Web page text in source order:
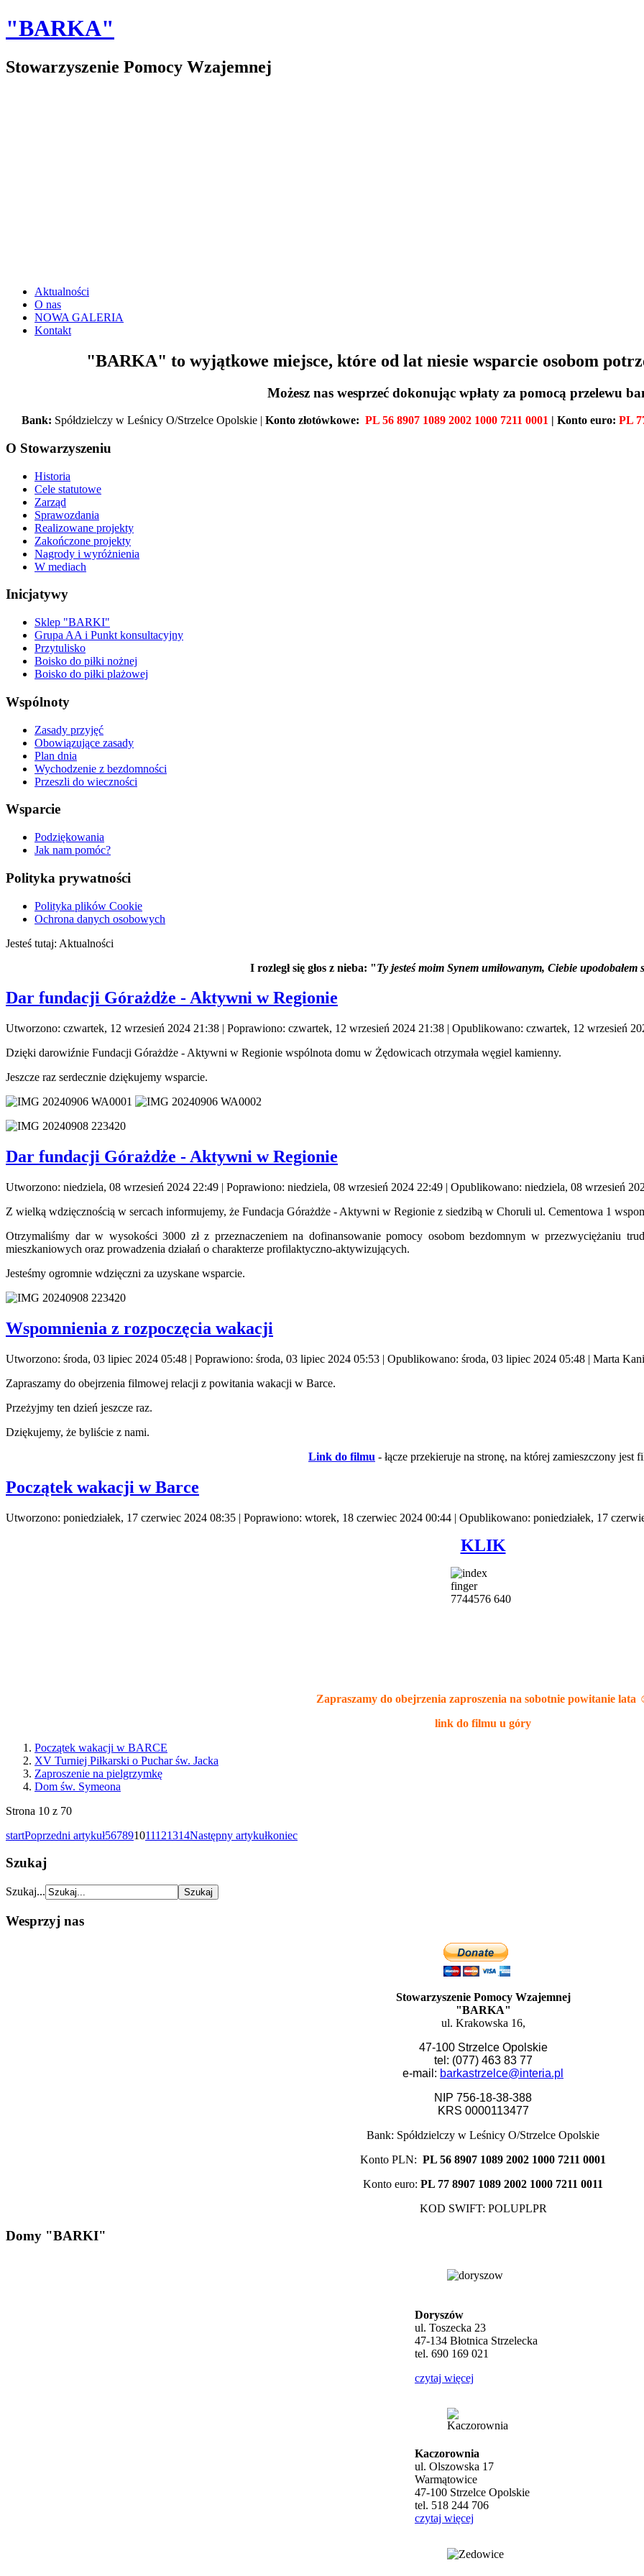
"BARKA"
Stowarzyszenie Pomocy Wzajemnej
Aktualności
O nas
NOWA GALERIA
Kontakt
"BARKA" to wyjątkowe miejsce, które od lat niesie wsparcie osobom
Możesz nas wesprzeć dokonując wpłaty za pomocą przelewu
Bank: Spółdzielczy w Leśnicy O/Strzelce Opolskie | Konto złotówkowe: PL 56 8907 1089 2002 1000 7211 0001 | Konto euro: PL
O Stowarzyszeniu
Historia
Cele statutowe
Zarząd
Sprawozdania
Realizowane projekty
Zakończone projekty
Nagrody i wyróżnienia
W mediach
Inicjatywy
Sklep "BARKI"
Grupa AA i Punkt konsultacyjny
Przytulisko
Boisko do piłki nożnej
Boisko do piłki plażowej
Wspólnoty
Zasady przyjęć
Obowiązujące zasady
Plan dnia
Wychodzenie z bezdomności
Przeszli do wieczności
Wsparcie
Podziękowania
Jak nam pomóc?
Polityka prywatności
Polityka plików Cookie
Ochrona danych osobowych
Jesteś tutaj: Aktualności
I rozległ się głos z nieba: "Ty jesteś moim Synem umiłowanym, Ciebie upodobałem
Dar fundacji Górażdże - Aktywni w Regionie
Utworzono: czwartek, 12 wrzesień 2024 21:38 | Poprawiono: czwartek, 12 wrzesień 2024 21:38 | Opublikowano: czwartek, 12 wrzesień
Dzięki darowiźnie Fundacji Górażdże - Aktywni w Regionie wspólnota domu w Żędowicach otrzymała węgiel kamienny.
Jeszcze raz serdecznie dziękujemy wsparcie.
Dar fundacji Górażdże - Aktywni w Regionie
Utworzono: niedziela, 08 wrzesień 2024 22:49 | Poprawiono: niedziela, 08 wrzesień 2024 22:49 | Opublikowano: niedziela, 08 wrzesień
Z wielką wdzięcznością w sercach informujemy, że Fundacja Górażdże - Aktywni w Regionie z siedzibą w Choruli ul. Cementowa 1
Otrzymaliśmy dar w wysokości 3000 zł z przeznaczeniem na dofinansowanie pomocy osobom bezdomnym w przezwyciężaniu
mieszkaniowych oraz prowadzenia działań o charakterze profilaktyczno-aktywizujących.
Jesteśmy ogromnie wdzięczni za uzyskane wsparcie.
Wspomnienia z rozpoczęcia wakacji
Utworzono: środa, 03 lipiec 2024 05:48 | Poprawiono: środa, 03 lipiec 2024 05:53 | Opublikowano: środa, 03 lipiec 2024 05:48 | Marta
Zapraszamy do obejrzenia filmowej relacji z powitania wakacji w Barce.
Przeżyjmy ten dzień jeszcze raz.
Dziękujemy, że byliście z nami.
Link do filmu - łącze przekieruje na stronę, na której zamieszczony jest
Początek wakacji w Barce
Utworzono: poniedziałek, 17 czerwiec 2024 08:35 | Poprawiono: wtorek, 18 czerwiec 2024 00:44 | Opublikowano: poniedziałek, 17
KLIK
Zapraszamy do obejrzenia zaproszenia na sobotnie powitanie lata
link do filmu u góry
Początek wakacji w BARCE
XV Turniej Piłkarski o Puchar św. Jacka
Zaproszenie na pielgrzymkę
Dom św. Symeona
Strona 10 z 70
startPoprzedni artykuł567891011121314Następny artykułkoniec
Szukaj
Szukaj...
Wesprzyj nas
Stowarzyszenie Pomocy Wzajemnej
"BARKA"
ul. Krakowska 16,
47-100 Strzelce Opolskie
tel: (077) 463 83 77
e-mail: barkastrzelce@interia.pl
NIP 756-18-38-388
KRS 0000113477
Bank: Spółdzielczy w Leśnicy O/Strzelce Opolskie
Konto PLN: PL 56 8907 1089 2002 1000 7211 0001
Konto euro: PL 77 8907 1089 2002 1000 7211 0011
KOD SWIFT: POLUPLPR
Domy "BARKI"
Doryszów
ul. Toszecka 23
47-134 Błotnica Strzelecka
tel. 690 169 021
czytaj więcej
Kaczorownia
ul. Olszowska 17
Warmątowice
47-100 Strzelce Opolskie
tel. 518 244 706
czytaj więcej